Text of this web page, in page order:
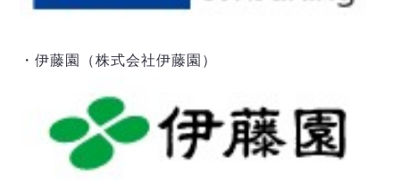
フウガドールすみだ
立川アスレティックFC
湘南ベルマーレ
ボアルース長野
名古屋オーシャンズFOLLOW US!
・伊藤園（株式会社伊藤園）